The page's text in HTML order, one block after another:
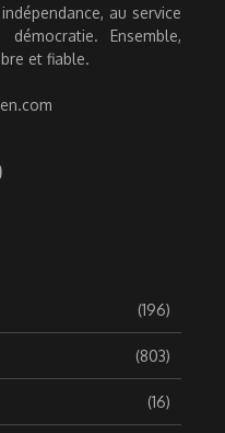
au service
Ensemble,
et fiable.
(196)
(803)
(16)